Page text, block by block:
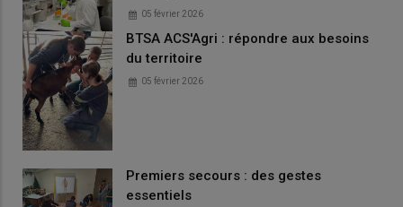
05 février 2026
BTSA ACS'Agri : répondre aux besoins
du territoire
05 février 2026
Premiers secours : des gestes
essentiels